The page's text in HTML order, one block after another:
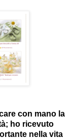
con mano la
ho ricevuto
nella vita